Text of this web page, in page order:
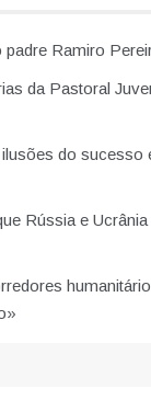
Ramiro
da Pastoral
do sucesso
Rússia e